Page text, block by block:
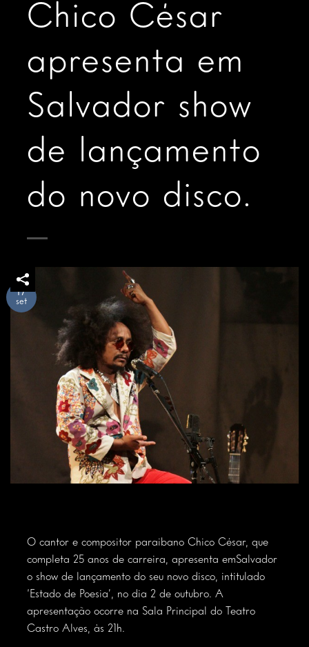
Chico César
apresenta em
Salvador show
de lançamento
do novo disco.
17
set
O cantor e compositor paraibano Chico César, que
completa 25 anos de carreira, apresenta emSalvador
o show de lançamento do seu novo disco, intitulado
‘Estado de Poesia’, no dia 2 de outubro. A
apresentação ocorre na Sala Principal do Teatro
Castro Alves, às 21h.